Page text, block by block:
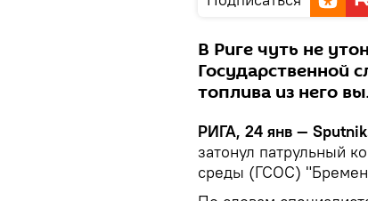
В Риге чуть не
Государственной
топлива из него
РИГА, 24 янв —
затонул патрульный
среды (ГСОС)